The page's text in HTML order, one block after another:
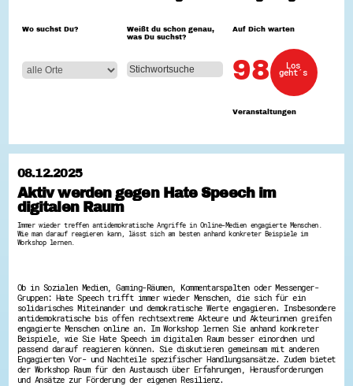
Zeig uns dein Ehrenamt
Wettbewerb | Trikotwettbewerb
Wettbewerb | 80 Jahre Hessen - Engagement
Ausgezeichnete Projekte
Engagement-Lotsen
Ehrentag
Service-Learning
Mach dich schlau
GEMA-Pakt
Di@-Lotsen in Hessen
Energiepreiskrise und Ehrenamt
Flüchtlingshilfe + Integration
Wo suchst Du?
Weißt du schon genau,
was Du suchst?
Auf Dich warten
98
Veranstaltungen
Los
geht´s
08.12.2025
Aktiv werden gegen Hate Speech im
digitalen Raum
Immer wieder treffen antidemokratische Angriffe in Online-Medien engagierte Menschen.
Wie man darauf reagieren kann, lässt sich am besten anhand konkreter Beispiele im
Workshop lernen.
Ob in Sozialen Medien, Gaming-Räumen, Kommentarspalten oder Messenger-
Gruppen: Hate Speech trifft immer wieder Menschen, die sich für ein
solidarisches Miteinander und demokratische Werte engagieren. Insbesondere
antidemokratische bis offen rechtsextreme Akteure und Akteurinnen greifen
engagierte Menschen online an. Im Workshop lernen Sie anhand konkreter
Beispiele, wie Sie Hate Speech im digitalen Raum besser einordnen und
passend darauf reagieren können. Sie diskutieren gemeinsam mit anderen
Engagierten Vor- und Nachteile spezifischer Handlungsansätze. Zudem bietet
der Workshop Raum für den Austausch über Erfahrungen, Herausforderungen
und Ansätze zur Förderung der eigenen Resilienz.